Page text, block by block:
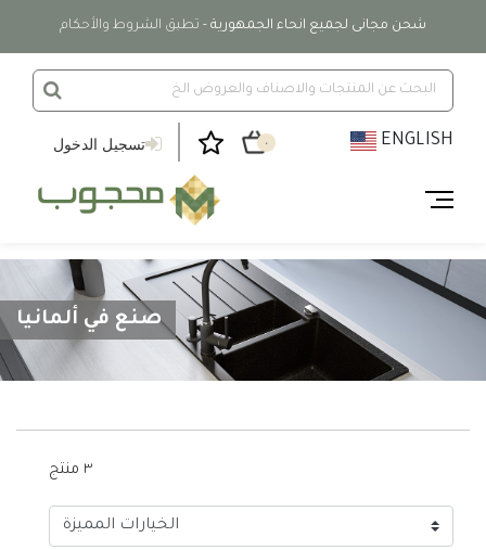
شحن مجانى لجميع انحاء الجمهورية - تطبق الشروط والأحكام
تسجيل الدخول ٠ ENGLISH
صنع في ألمانيا
٣ منتج